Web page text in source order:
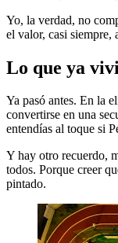
Yo, la verdad, no
el valor, casi siempre,
Lo que ya
Ya pasó antes. En la
convertirse en una
entendías al toque si
Y hay otro recuerdo,
todos. Porque creer
pintado.